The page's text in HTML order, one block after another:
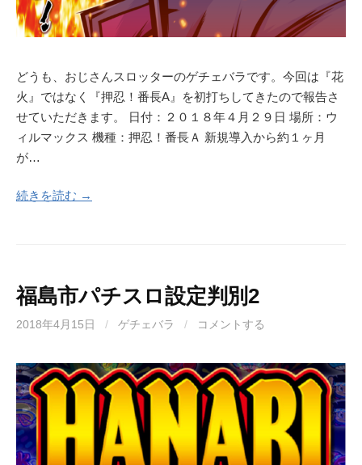
どうも、おじさんスロッターのゲチェバラです。今回は『花
火』ではなく『押忍！番長A』を初打ちしてきたので報告さ
せていただきます。 日付：２０１８年４月２９日 場所：ウ
ィルマックス 機種：押忍！番長Ａ 新規導入から約１ヶ月
が…
続きを読む →
福島市パチスロ設定判別2
2018年4月15日 / ゲチェバラ / コメントする